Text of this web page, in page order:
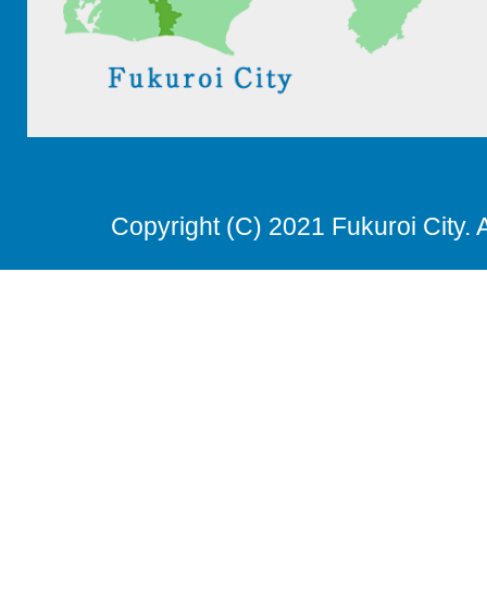
Copyright (C) 2021 Fukuroi City.